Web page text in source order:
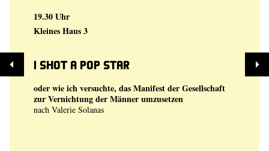
19.30 Uhr
Kleines Haus 3
I shot a Pop Star
oder wie ich versuchte, das Manifest der Gesellschaft
zur Vernichtung der Männer umzusetzen
nach Valerie Solanas